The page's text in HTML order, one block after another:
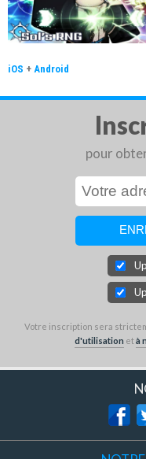
iOS + Android
pour
Votre inscription sera
d'utilisation età